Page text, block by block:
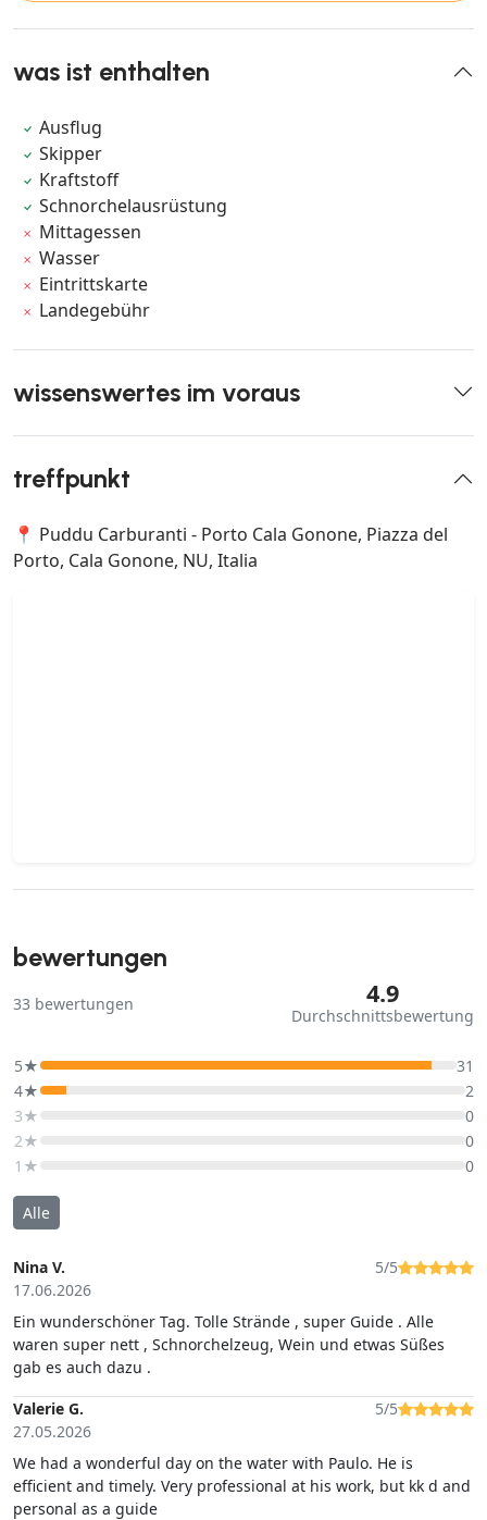
was ist enthalten
Ausflug
Skipper
Kraftstoff
Schnorchelausrüstung
Mittagessen
Wasser
Eintrittskarte
Landegebühr
wissenswertes im voraus
treffpunkt
📍 Puddu Carburanti - Porto Cala Gonone, Piazza del
Porto, Cala Gonone, NU, Italia
bewertungen
33 bewertungen 4.9
Durchschnittsbewertung
5★
31
4★
2
3★
0
2★
0
1★
0
Alle
Nina V.
17.06.2026
5/5
Ein wunderschöner Tag. Tolle Strände , super Guide . Alle
waren super nett , Schnorchelzeug, Wein und etwas Süßes
gab es auch dazu .
Valerie G.
27.05.2026
5/5
We had a wonderful day on the water with Paulo. He is
efficient and timely. Very professional at his work, but kk d and
personal as a guide